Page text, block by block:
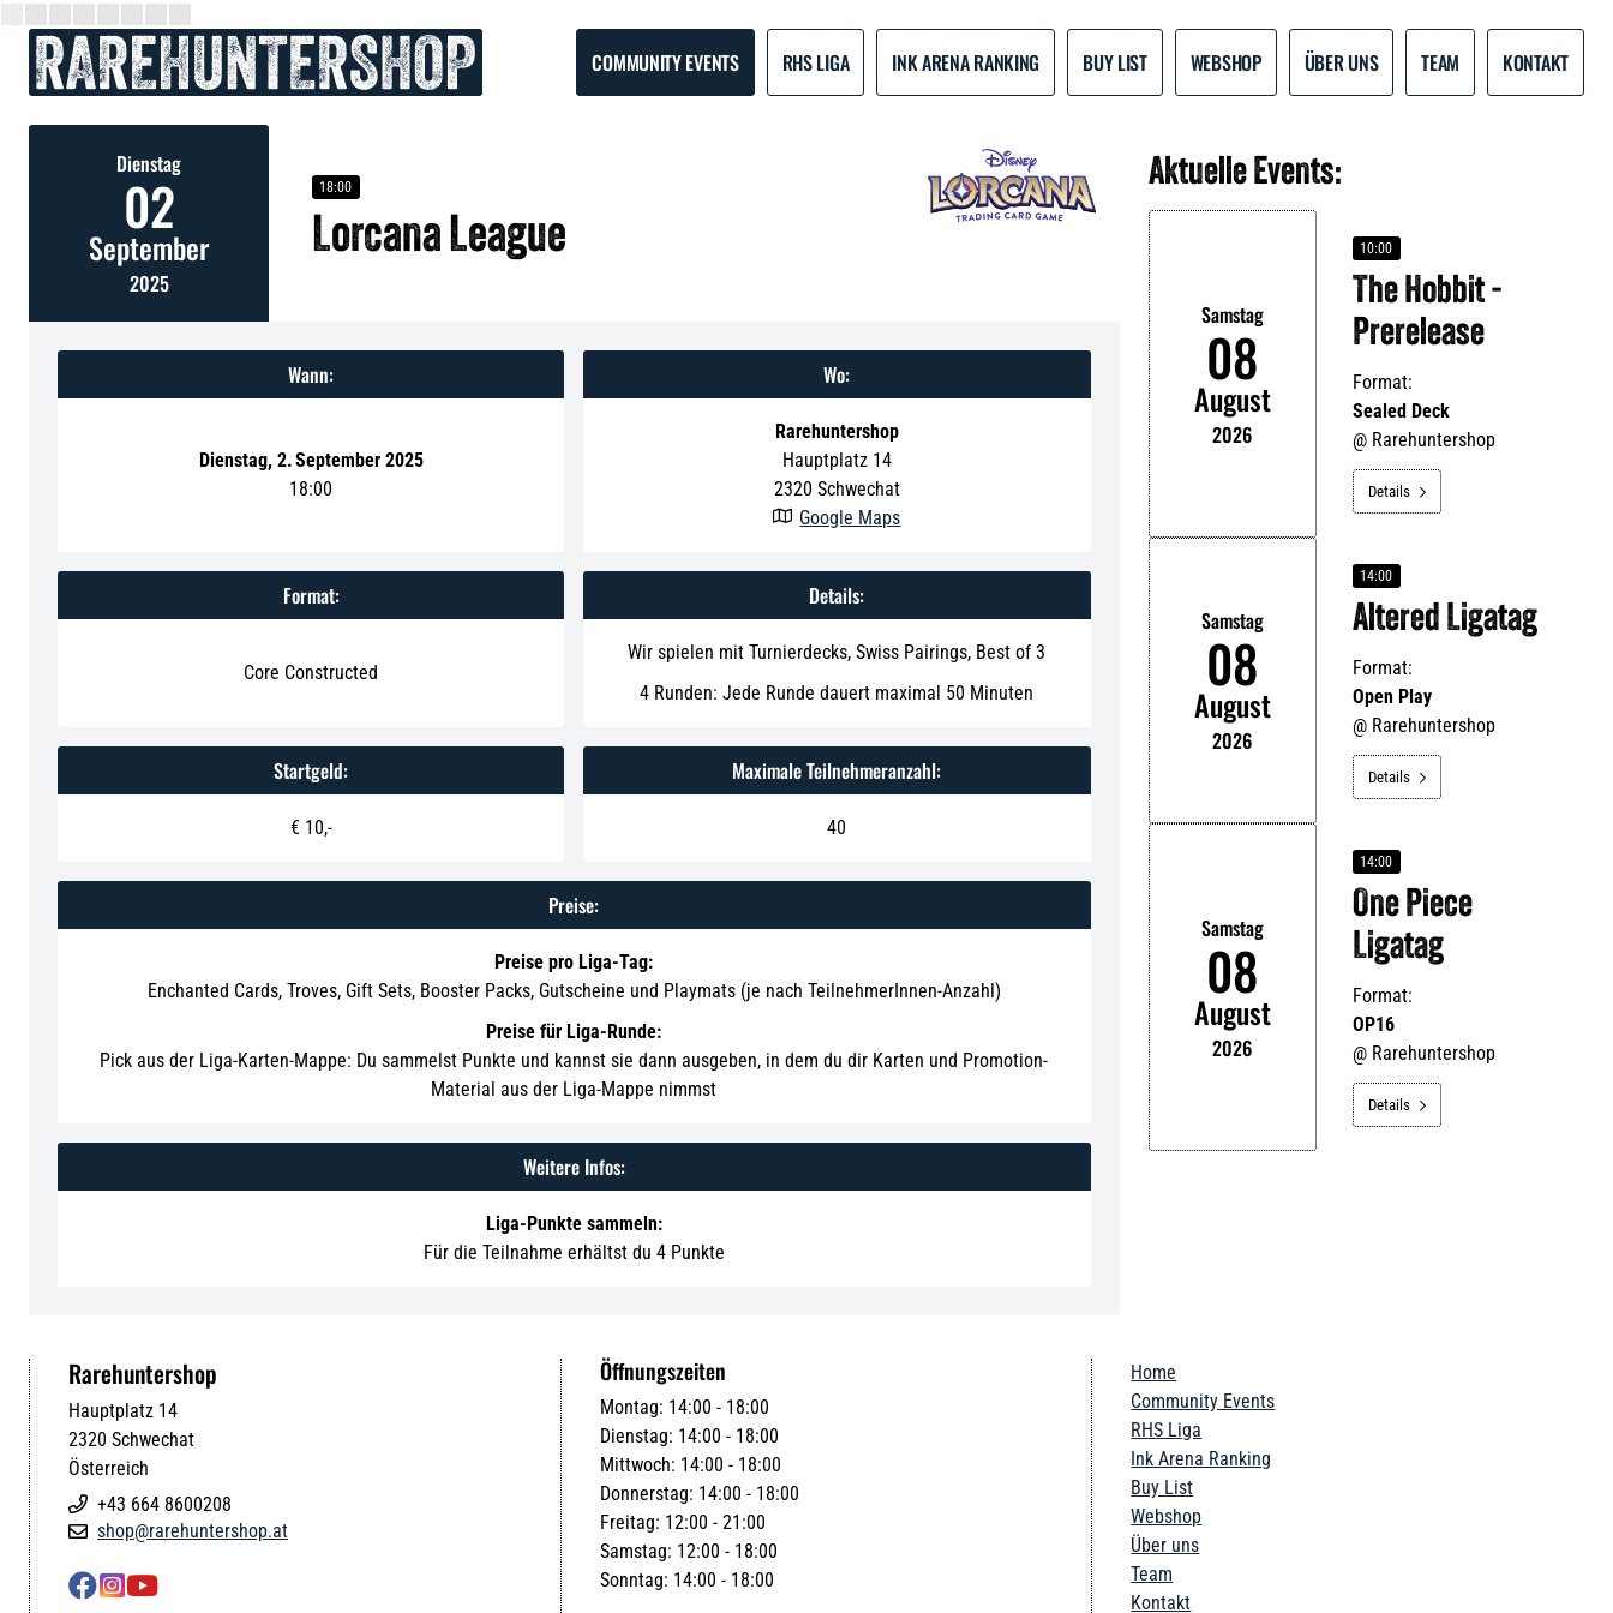
COMMUNITY EVENTS RHS LIGA INK ARENA RANKING BUY LIST WEBSHOP ÜBER UNS TEAM KONTAKT
Dienstag
02
September
2025
18:00
Lorcana League
Wann:
Dienstag, 2.September 2025
18:00
Wo:
Rarehuntershop
Hauptplatz 14
2320 Schwechat
 Google Maps
Format:
Core Constructed
Details:
Wir spielen mit Turnierdecks, Swiss Pairings, Best of 3
4 Runden: Jede Runde dauert maximal 50 Minuten
Startgeld:
€ 10,-
Maximale Teilnehmeranzahl:
40
Preise:
Preise pro Liga-Tag:
Enchanted Cards, Troves, Gift Sets, Booster Packs, Gutscheine und Playmats (je nach TeilnehmerInnen-Anzahl)
Preise für Liga-Runde:
Pick aus der Liga-Karten-Mappe: Du sammelst Punkte und kannst sie dann ausgeben, in dem du dir Karten und Promotion-
Material aus der Liga-Mappe nimmst
Weitere Infos:
Liga-Punkte sammeln:
Für die Teilnahme erhältst du 4 Punkte
Aktuelle Events:
Samstag
08
August
2026
10:00
The Hobbit -
Prerelease
Format:
Sealed Deck
@ Rarehuntershop
Details 
Samstag
08
August
2026
14:00
Altered Ligatag
Format:
Open Play
@ Rarehuntershop
Details 
Samstag
08
August
2026
14:00
One Piece
Ligatag
Format:
OP16
@ Rarehuntershop
Details 
Rarehuntershop
Hauptplatz 14
2320 Schwechat
Österreich
 +43 664 8600208
 shop@rarehuntershop.at

Öffnungszeiten
Montag: 14:00 - 18:00
Dienstag: 14:00 - 18:00
Mittwoch: 14:00 - 18:00
Donnerstag: 14:00 - 18:00
Freitag: 12:00 - 21:00
Samstag: 12:00 - 18:00
Sonntag: 14:00 - 18:00
Home
Community Events
RHS Liga
Ink Arena Ranking
Buy List
Webshop
Über uns
Team
Kontakt